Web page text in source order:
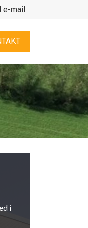
e-mail
i